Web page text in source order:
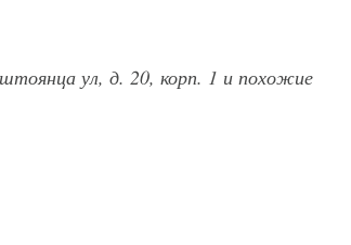
ул, д. 20, корп. 1 и похожие